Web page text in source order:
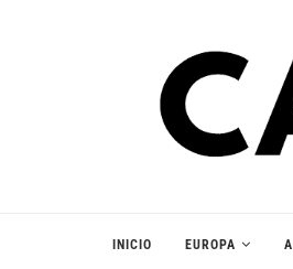
INICIO EUROPA